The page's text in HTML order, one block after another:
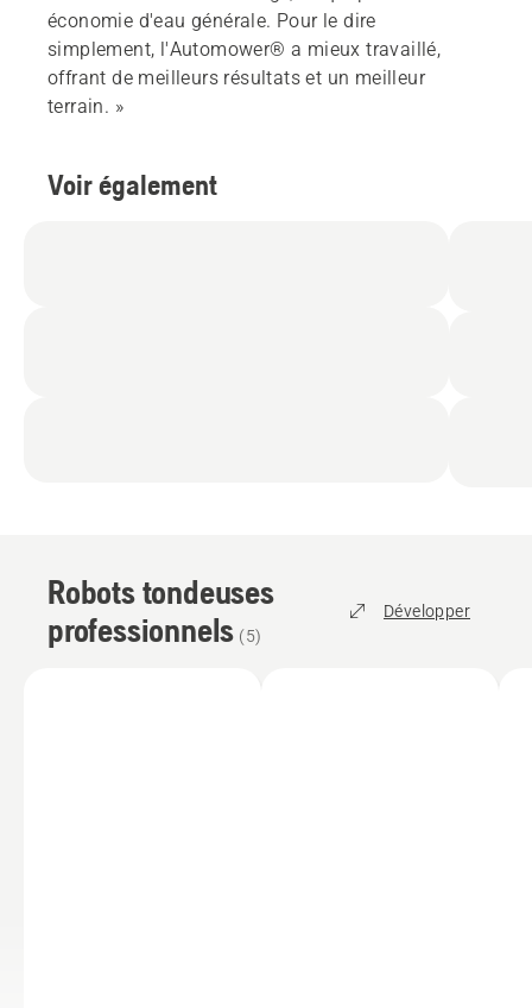
économie d'eau générale. Pour le dire
simplement, l'Automower® a mieux travaillé,
offrant de meilleurs résultats et un meilleur
terrain. »
Voir également
Robots tondeuses
professionnels (5)
Développer